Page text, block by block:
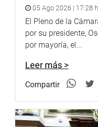
05 Ago 2026 | 17:28 h
El Pleno de la
por su presidente,
por mayoría, el...
Leer más >
Compartir